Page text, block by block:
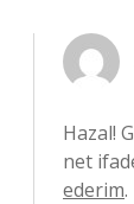
Hazal!
net
ederim.